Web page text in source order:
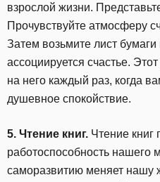
взрослой жизни.
Прочувствуйте атмосферу
Затем возьмите лист
ассоциируется счастье.
на него каждый раз, когда
душевное спокойствие.
5. Чтение книг. Чтение книг
работоспособность нашего
саморазвитию меняет нашу